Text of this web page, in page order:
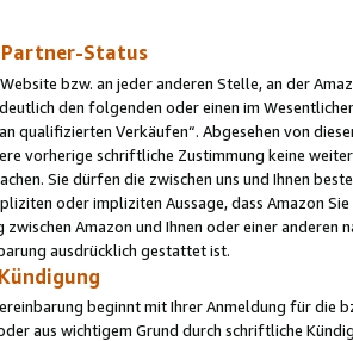
Partner-Status
bzw. an jeder anderen Stelle, an der
den folgenden oder einen im
qualifizierten Verkäufen“. Abgesehen von
vorherige schriftliche Zustimmung keine
Sie dürfen die zwischen uns und Ihnen
oder impliziten Aussage, dass Amazon
zwischen Amazon und Ihnen oder einer
ausdrücklich gestattet ist.
beginnt mit Ihrer Anmeldung für die
aus wichtigem Grund durch schriftliche